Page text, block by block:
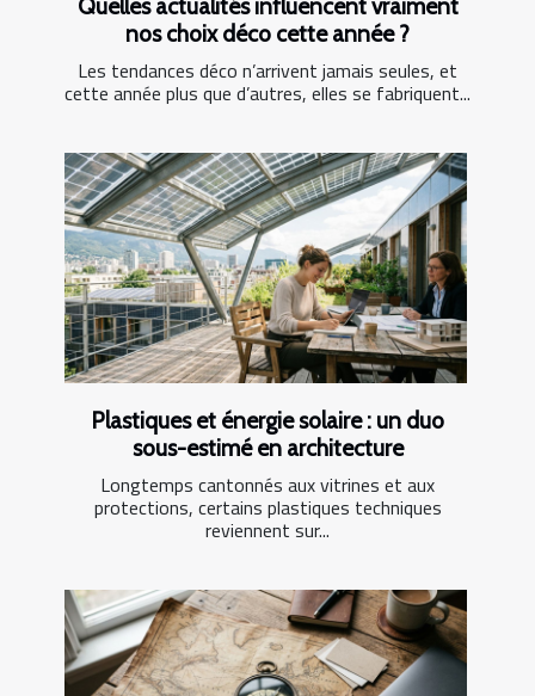
Quelles actualités influencent vraiment
nos choix déco cette année ?
Les tendances déco n’arrivent jamais seules, et
cette année plus que d’autres, elles se fabriquent...
Plastiques et énergie solaire : un duo
sous-estimé en architecture
Longtemps cantonnés aux vitrines et aux
protections, certains plastiques techniques
reviennent sur...